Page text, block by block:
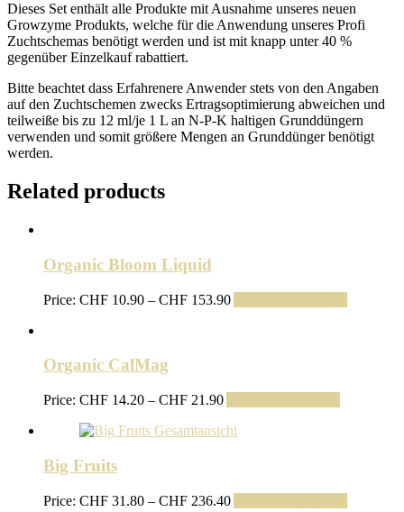
Dieses Set enthält alle Produkte mit Ausnahme unseres neuen
Growzyme Produkts, welche für die Anwendung unseres Profi
Zuchtschemas benötigt werden und ist mit knapp unter 40 %
gegenüber Einzelkauf rabattiert.
Bitte beachtet dass Erfahrenere Anwender stets von den Angaben
auf den Zuchtschemen zwecks Ertragsoptimierung abweichen und
teilweiße bis zu 12 ml/je 1 L an N-P-K haltigen Grunddüngern
verwenden und somit größere Mengen an Grunddünger benötigt
werden.
Related products
Organic Bloom Liquid
Price: CHF 10.90 – CHF 153.90Preisspanne:
Organic CalMag
Price: CHF 14.20 – CHF 21.90Preisspanne:
bis
Big Fruits
Price: CHF 31.80 – CHF 236.40Preisspanne: